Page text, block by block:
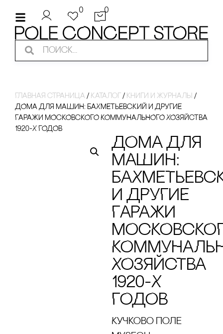
0 0
Главная страница / Каталог / кнИги И ЖуРнаЛы /
ДОМА ДЛЯ МАШИН: БАХМЕТЬЕВсКИЙ И ДРУГИЕ
ГАРАЖИ МОсКОВсКОГО КОММУНАЛЬНОГО ХОЗЯЙсТВА
1920-Х ГОДОВ
ДОМА ДЛЯ
МАШИН:
И ДРУГИЕ
ГАРАЖИ
ХОЗЯЙсТВА
1920-Х
ГОДОВ
Кучково поле